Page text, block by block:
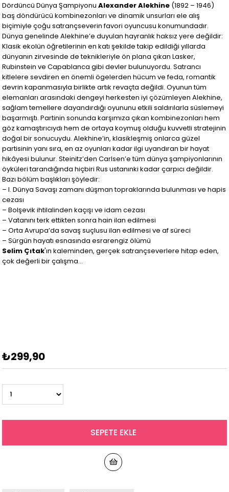
Dördüncü Dünya ŞampiyonuAlexander Alekhine (1892 – 1946)
baş döndürücü kombinezonları ve dinamik unsurları ele alış
biçimiyle çoğu satrançseverin favori oyuncusu konumundadır.
Dünya genelinde Alekhine’e duyulan hayranlık haksız yere değildir:
Klasik ekolün öğretilerinin en katı şekilde takip edildiği yıllarda
dünyanın zirvesinde de teknikleriyle ön plana çıkan Lasker,
Rubinstein ve Capablanca gibi devler bulunuyordu. Satrancı
kitlelere sevdiren en önemli ögelerden hücum ve feda, romantik
devrin kapanmasıyla birlikte artık revaçta değildi. Oyunun tüm
elemanları arasındaki dengeyi herkesten iyi çözümleyen Alekhine,
sağlam temellere dayandırdığı oyununu etkili saldırılarla süslemeyi
başarmıştı. Partinin sonunda karşımıza çıkan kombinezonları hem
göz kamaştırıcıydı hem de ortaya koymuş olduğu kuvvetli stratejinin
doğal bir sonucuydu. Alekhine’in, klasikleşmiş onlarca güzel
partisinin yanı sıra, en az oyunları kadar ilgi uyandıran bir hayat
hikâyesi bulunur. Steinitz’den Carlsen’e tüm dünya şampiyonlarının
öyküleri tarandığında hiçbiri Rus ustanınki kadar çarpıcı değildir.
Bazı bölüm başlıkları şöyledir:
– I. Dünya Savaşı zamanı düşman topraklarında bulunması ve hapis
cezası
– Bolşevik ihtilalinden kaçışı ve idam cezası
– Vatanını terk ettikten sonra hain ilan edilmesi
– Orta Avrupa’da savaş suçlusu ilan edilmesi ve af süreci
– Sürgün hayatı esnasında esrarengiz ölümü
Selim Çıtak'ın kaleminden, gerçek satrançseverlere hitap eden,
çok değerli bir çalışma...
₺299,90